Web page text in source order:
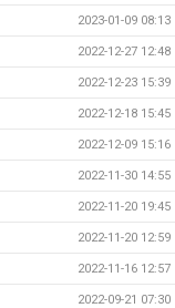
2023-01-09 08:13
2022-12-27 12:48
2022-12-23 15:39
2022-12-18 15:45
2022-12-09 15:16
2022-11-30 14:55
2022-11-20 19:45
2022-11-20 12:59
2022-11-16 12:57
2022-09-21 07:30